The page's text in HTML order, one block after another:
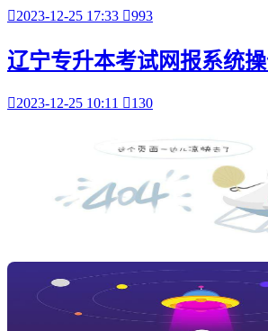
2023-12-25 17:33 993
辽宁专升本考试网报系统
2023-12-25 10:11 130